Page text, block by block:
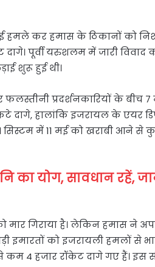
हमले कर हमास के ठिकानों को
पूर्वी यरुशलम में जारी
शुरू हुई थी।
प्रदर्शनकारियों के बीच 7
दागे, हालांकि इजरायल के एयर
में 11 मई को खराबी आने से
का योग, सावधान रहें,
मार गिराया है। लेकिन हमास ने
इमारतों को इजरायली हमलों से
4 हजार रॉकेट दागे गए हैं। इस